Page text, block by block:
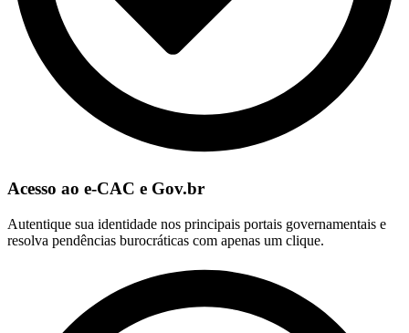
Acesso ao e-CAC e Gov.br
Autentique sua identidade nos principais portais governamentais e
resolva pendências burocráticas com apenas um clique.